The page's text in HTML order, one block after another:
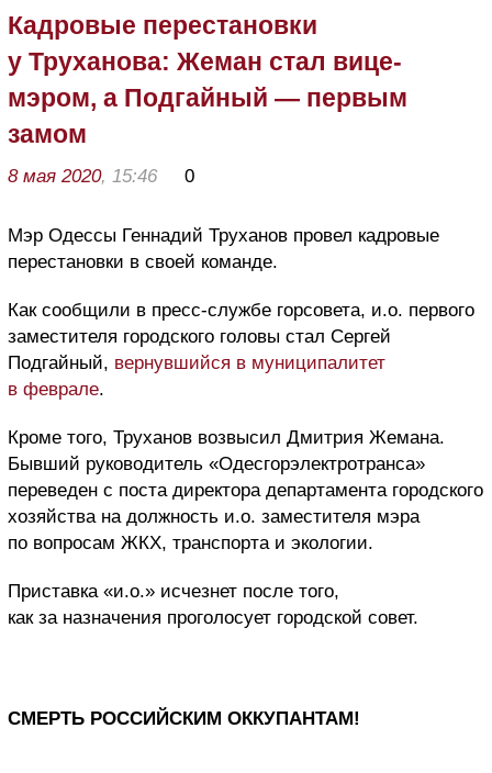
Кадровые перестановки
у Труханова: Жеман стал вице-
мэром, а Подгайный — первым
замом
8 мая 2020, 15:46 0
Мэр Одессы Геннадий Труханов провел кадровые
перестановки в своей команде.
Как сообщили в пресс-службе горсовета, и.о. первого
заместителя городского головы стал Сергей
Подгайный, вернувшийся в муниципалитет
в феврале.
Кроме того, Труханов возвысил Дмитрия Жемана.
Бывший руководитель «Одесгорэлектротранса»
переведен с поста директора департамента городского
хозяйства на должность и.о. заместителя мэра
по вопросам ЖКХ, транспорта и экологии.
Приставка «и.о.» исчезнет после того,
как за назначения проголосует городской совет.
СМЕРТЬ РОССИЙСКИМ ОККУПАНТАМ!